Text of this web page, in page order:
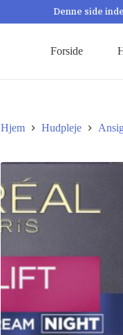
Denne side
Forside
Hjem Hudpleje